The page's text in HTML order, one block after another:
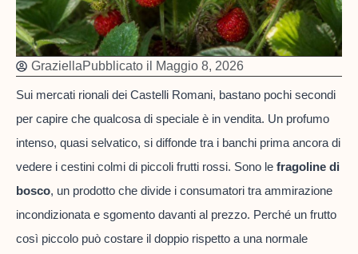
GraziellaPubblicato il Maggio 8, 2026
Sui mercati rionali dei Castelli Romani, bastano pochi secondi
per capire che qualcosa di speciale è in vendita. Un profumo
intenso, quasi selvatico, si diffonde tra i banchi prima ancora di
vedere i cestini colmi di piccoli frutti rossi. Sono le fragoline di
bosco, un prodotto che divide i consumatori tra ammirazione
incondizionata e sgomento davanti al prezzo. Perché un frutto
così piccolo può costare il doppio rispetto a una normale